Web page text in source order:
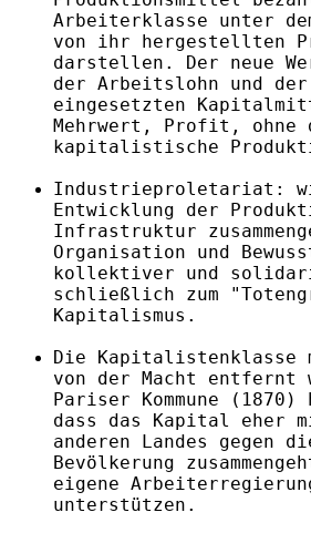
Arbeiterklasse unter
von ihr hergestellten
darstellen. Der neue
der Arbeitslohn und
eingesetzten
Mehrwert, Profit, ohne
kapitalistische
Industrieproletariat:
Entwicklung der
Infrastruktur
Organisation und
kollektiver und
schließlich zum
Kapitalismus.
Die Kapitalistenklasse
von der Macht entfernt
Pariser Kommune
dass das Kapital eher
anderen Landes gegen
Bevölkerung
eigene
unterstützen.